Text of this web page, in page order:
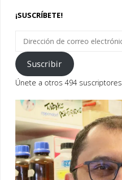
¡SUSCRÍBETE!
Dirección
correo
electrónico
Suscribir
Únete a otros 494 suscriptores